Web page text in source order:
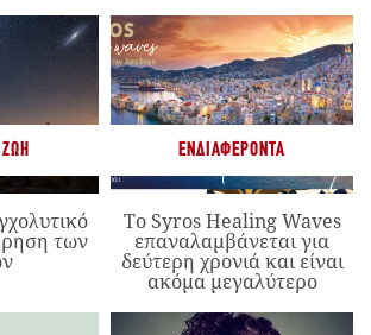
των
ΕΝΔΙΑΦΈΡΟΝΤΑ
Το Syros Healing Waves
επαναλαμβάνεται για
δεύτερη χρονιά και είναι
ακόμα μεγαλύτερο